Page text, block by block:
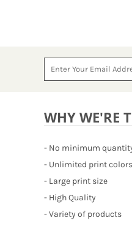
WHY WE'RE
- No minimum
- Unlimited print colors
- Large print size
- High Quality
- Variety of products